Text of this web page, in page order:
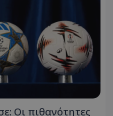
Οι πιθανότητες